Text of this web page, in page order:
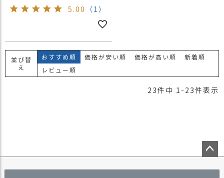
5.00 （1）
並び替
え
おすすめ順 価格が安い順 価格が高い順
新着順
レビュー順
23件中 1 - 23件表示
ジト